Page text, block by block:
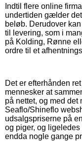
Indtil flere online
undertiden gælder
beløb. Derudover
til levering, som i
på Kolding, Rønne
ordre til et
Det er efterhånden
mennesker at
på nettet, og med
Seaflo/Shineflo
udsalgspriserne på
og piger, og
endda nogle gange